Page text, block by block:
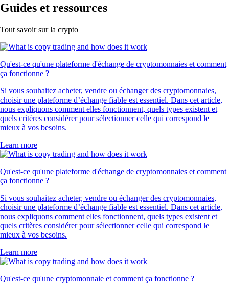
Guides et ressources
Tout savoir sur la crypto
Qu'est-ce qu'une plateforme d'échange de cryptomonnaies et comment
ça fonctionne ?
Si vous souhaitez acheter, vendre ou échanger des cryptomonnaies,
choisir une plateforme d’échange fiable est essentiel. Dans cet article,
nous expliquons comment elles fonctionnent, quels types existent et
quels critères considérer pour sélectionner celle qui correspond le
mieux à vos besoins.
Learn more
Qu'est-ce qu'une plateforme d'échange de cryptomonnaies et comment
ça fonctionne ?
Si vous souhaitez acheter, vendre ou échanger des cryptomonnaies,
choisir une plateforme d’échange fiable est essentiel. Dans cet article,
nous expliquons comment elles fonctionnent, quels types existent et
quels critères considérer pour sélectionner celle qui correspond le
mieux à vos besoins.
Learn more
Qu'est-ce qu'une cryptomonnaie et comment ça fonctionne ?